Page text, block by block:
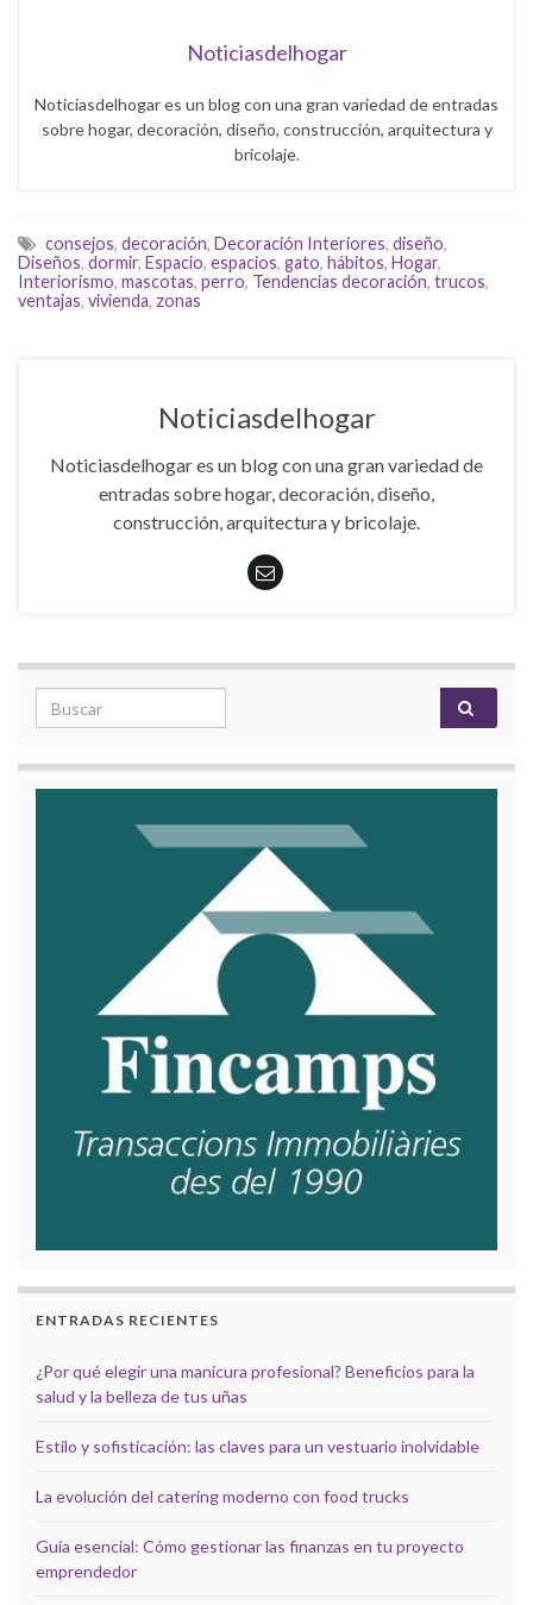
Noticiasdelhogar
Noticiasdelhogar es un blog con una gran variedad de entradas
sobre hogar, decoración, diseño, construcción, arquitectura y
bricolaje.
consejos, decoración, Decoración Interiores, diseño,
Diseños, dormir, Espacio, espacios, gato, hábitos, Hogar,
Interiorismo, mascotas, perro, Tendencias decoración, trucos,
ventajas, vivienda, zonas
Noticiasdelhogar
Noticiasdelhogar es un blog con una gran variedad de
entradas sobre hogar, decoración, diseño,
construcción, arquitectura y bricolaje.
Search for:
ENTRADAS RECIENTES
¿Por qué elegir una manicura profesional? Beneficios para la
salud y la belleza de tus uñas
Estilo y sofisticación: las claves para un vestuario inolvidable
La evolución del catering moderno con food trucks
Guía esencial: Cómo gestionar las finanzas en tu proyecto
emprendedor